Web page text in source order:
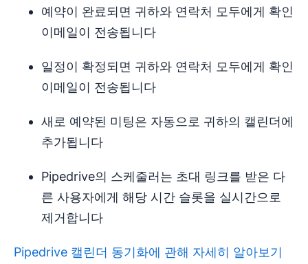
예약이 완료되면 귀하와 연락처 모두에게 확인
이메일이 전송됩니다
일정이 확정되면 귀하와 연락처 모두에게 확인
이메일이 전송됩니다
새로 예약된 미팅은 자동으로 귀하의 캘린더에
추가됩니다
Pipedrive의 스케줄러는 초대 링크를 받은 다
른 사용자에게 해당 시간 슬롯을 실시간으로
제거합니다
Pipedrive 캘린더 동기화에 관해 자세히 알아보기